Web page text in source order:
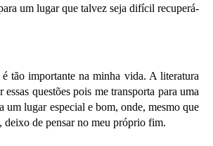
um lugar que talvez seja difícil recuperá-
tão importante na minha vida. A literatura
essas questões pois me transporta para uma
um lugar especial e bom, onde, mesmo que
deixo de pensar no meu próprio fim.